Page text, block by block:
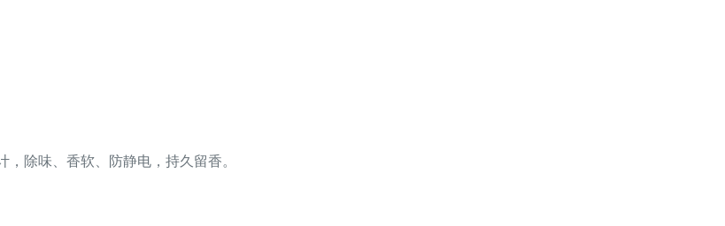
除味、香软、防静电，持久留香。